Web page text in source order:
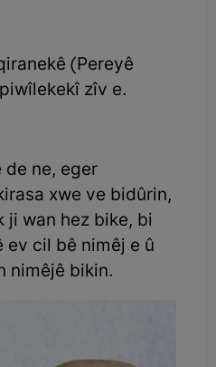
(Pereyê
zîv e.
ne, eger
xwe ve bidûrin,
ji wan hez bike, bi
ev cil bê nimêj e û
nimêjê bikin.